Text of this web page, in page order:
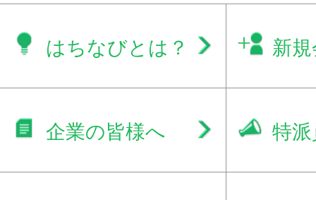
はちなびとは？ 新
企業の皆様へ 特